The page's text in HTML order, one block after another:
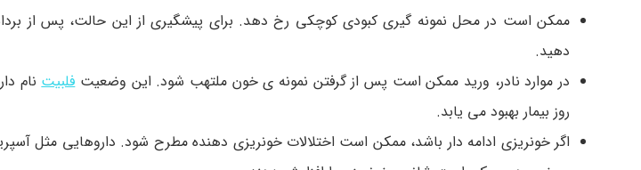
ممکن است در محل نمونه گیری کبودی کوچکی رخ دهد. برای پیشگیری از این حالت، پس از
دهید.
در موارد نادر، ورید ممکن است پس از گرفتن نمونه ی خون ملتهب شود. این وضعیتفلبیتنام
روز بیمار بهبود می یابد.
اگر خونریزی ادامه دار باشد، ممکن است اختلالات خونریزی دهنده مطرح شود. داروهایی مثل